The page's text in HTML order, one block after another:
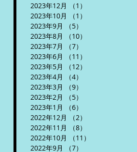
2023年12月
（1）
2023年10月
（1）
2023年9月
（5）
2023年8月
（10）
2023年7月
（7）
2023年6月
（11）
2023年5月
（12）
2023年4月
（4）
2023年3月
（9）
2023年2月
（5）
2023年1月
（6）
2022年12月
（2）
2022年11月
（8）
2022年10月
（11）
2022年9月
（7）